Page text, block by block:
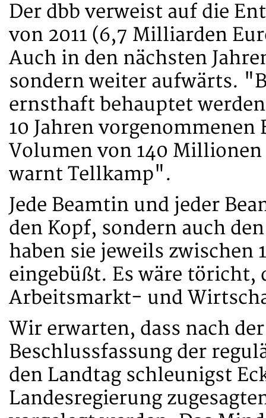
Der dbb verweist auf die
von 2011 (6,7 Milliarden
Auch in den nächsten
sondern weiter aufwärts.
ernsthaft behauptet
10 Jahren
Volumen von 140 Millionen
warnt Tellkamp".
Jede Beamtin und jeder
den Kopf, sondern auch
haben sie jeweils zwischen
eingebüßt. Es wäre töricht,
Arbeitsmarkt- und
Wir erwarten, dass nach
Beschlussfassung der
den Landtag schleunigst
Landesregierung